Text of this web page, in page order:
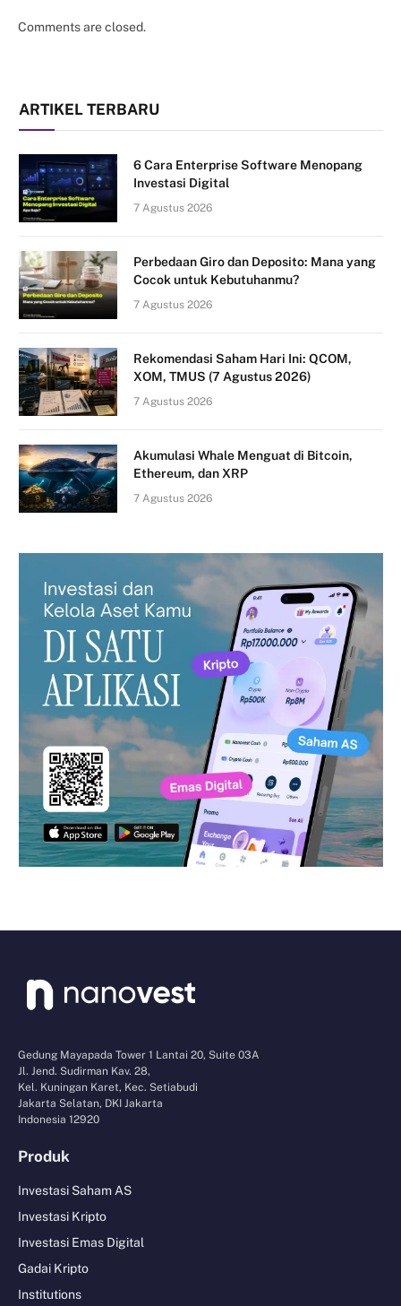
Comments are closed.
ARTIKEL TERBARU
6 Cara Enterprise Software Menopang
Investasi Digital
7 Agustus 2026
Perbedaan Giro dan Deposito: Mana yang
Cocok untuk Kebutuhanmu?
7 Agustus 2026
Rekomendasi Saham Hari Ini: QCOM,
XOM, TMUS (7 Agustus 2026)
7 Agustus 2026
Akumulasi Whale Menguat di Bitcoin,
Ethereum, dan XRP
7 Agustus 2026
Gedung Mayapada Tower 1 Lantai 20, Suite 03A
Jl. Jend. Sudirman Kav. 28,
Kel. Kuningan Karet, Kec. Setiabudi
Jakarta Selatan, DKI Jakarta
Indonesia 12920
Produk
Investasi Saham AS
Investasi Kripto
Investasi Emas Digital
Gadai Kripto
Institutions